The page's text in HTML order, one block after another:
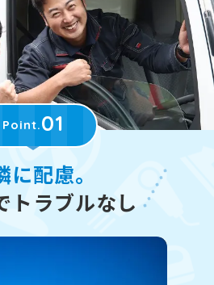
Point.01
に配慮。
トラブルなし